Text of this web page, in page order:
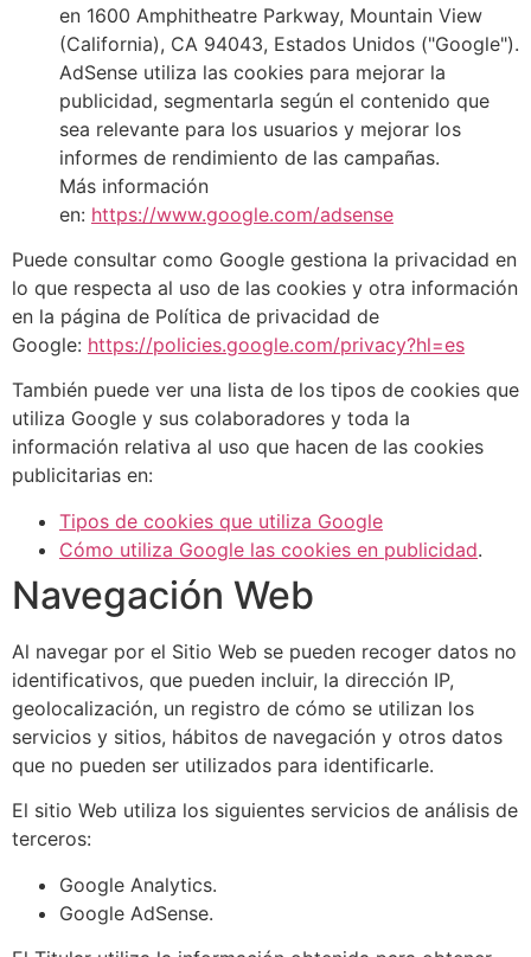
en 1600 Amphitheatre Parkway, Mountain View
(California), CA 94043, Estados Unidos ("Google").
AdSense utiliza las cookies para mejorar la
publicidad, segmentarla según el contenido que
sea relevante para los usuarios y mejorar los
informes de rendimiento de las campañas.
Más información
en: https://www.google.com/adsense
Puede consultar como Google gestiona la privacidad en
lo que respecta al uso de las cookies y otra información
en la página de Política de privacidad de
Google: https://policies.google.com/privacy?hl=es
También puede ver una lista de los tipos de cookies que
utiliza Google y sus colaboradores y toda la
información relativa al uso que hacen de las cookies
publicitarias en:
Tipos de cookies que utiliza Google
Cómo utiliza Google las cookies en publicidad.
Navegación Web
Al navegar por el Sitio Web se pueden recoger datos no
identificativos, que pueden incluir, la dirección IP,
geolocalización, un registro de cómo se utilizan los
servicios y sitios, hábitos de navegación y otros datos
que no pueden ser utilizados para identificarle.
El sitio Web utiliza los siguientes servicios de análisis de
terceros:
Google Analytics.
Google AdSense.